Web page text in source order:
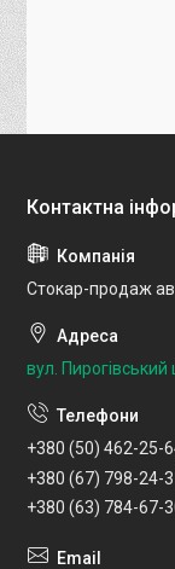
Стокар-продаж
вул. Пирогівський
+380 (50) 462-25-
+380 (67) 798-24-
+380 (63) 784-67-